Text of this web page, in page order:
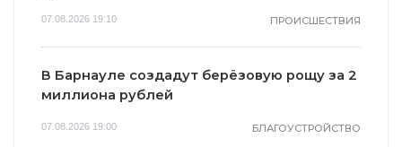
07.08.2026 19:10 ПРОИСШЕСТВИЯ
В Барнауле создадут берёзовую рощу за 2
миллиона рублей
07.08.2026 19:00 БЛАГОУСТРОЙСТВО